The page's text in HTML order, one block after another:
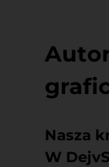
Nasza
W